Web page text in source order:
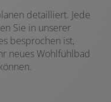
detailliert. Jede
Sie in unserer
besprochen ist,
neues Wohlfühlbad